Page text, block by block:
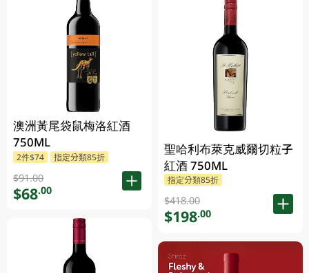
澳洲黃尾袋鼠梅洛紅酒
750ML
2件$74 指定分類85折
$91.00
$68.00
聖哈利布萊克威爾切粒子
紅酒 750ML
指定分類85折
$418.00
$198.00